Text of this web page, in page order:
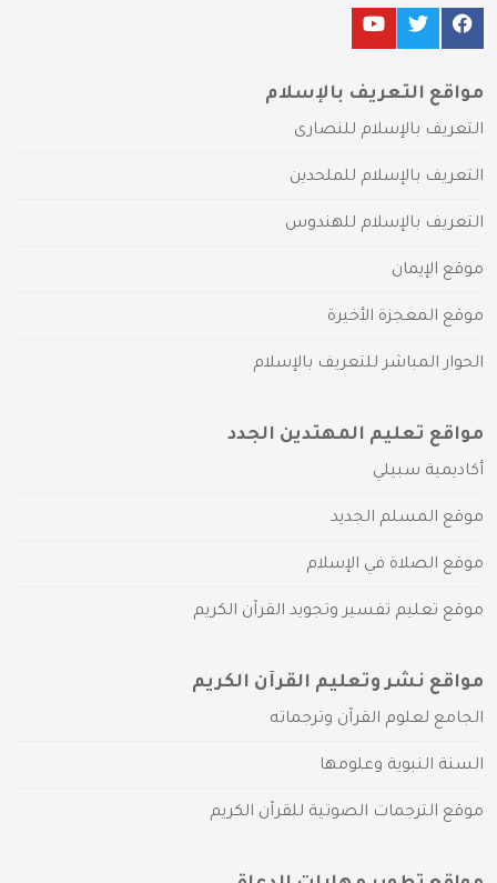
مواقع التعريف بالإسلام
التعريف بالإسلام للنصارى
التعريف بالإسلام للملحدين
التعريف بالإسلام للهندوس
موقع الإيمان
موقع المعجزة الأخيرة
الحوار المباشر للتعريف بالإسلام
مواقع تعليم المهتدين الجدد
أكاديمية سبيلي
موقع المسلم الجديد
موقع الصلاة في الإسلام
موقع تعليم تفسير وتجويد القرآن الكريم
مواقع نشر وتعليم القرآن الكريم
الجامع لعلوم القرآن وترجماته
السنة النبوية وعلومها
موقع الترجمات الصوتية للقرآن الكريم